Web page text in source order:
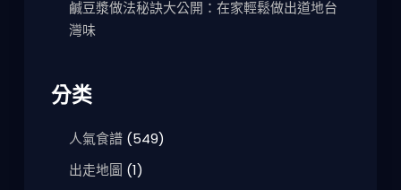
鹹豆漿做法秘訣大公開：在家輕鬆做出道地台
灣味
分类
人氣食譜(549)
出走地圖 (1)